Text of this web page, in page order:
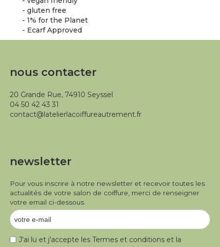
- gluten free
- 1% for the Planet
- Ecarf Approved
nous contacter
20 Grande Rue, 74910 Seyssel
04 50 42 43 31
contact@latelierlacoiffureautrement.fr
newsletter
Pour vous inscrire à notre newsletter et recevoir toutes les
actualités de votre salon de coiffure, merci de renseigner
votre email ci-dessous.
J'ai lu et j'accepte les Termes et conditions et la